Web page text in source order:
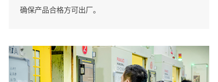
确保产品合格方可出厂。